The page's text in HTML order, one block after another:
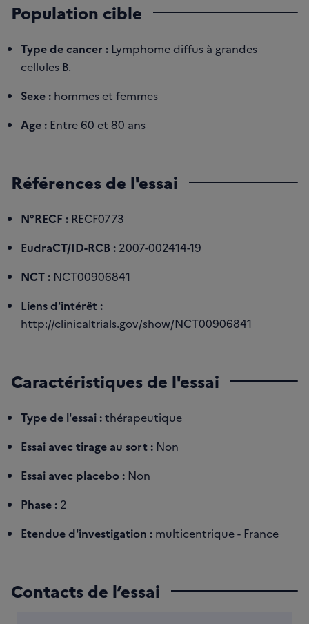
Population cible
Type de cancer : Lymphome diffus à grandes
cellules B.
Sexe : hommes et femmes
Age : Entre 60 et 80 ans
Références de l'essai
N°RECF : RECF0773
EudraCT/ID-RCB : 2007-002414-19
NCT : NCT00906841
Liens d'intérêt :
http://clinicaltrials.gov/show/NCT00906841
Caractéristiques de l'essai
Type de l'essai :thérapeutique
Essai avec tirage au sort : Non
Essai avec placebo : Non
Phase : 2
Etendue d'investigation : multicentrique - France
Contacts de l’essai